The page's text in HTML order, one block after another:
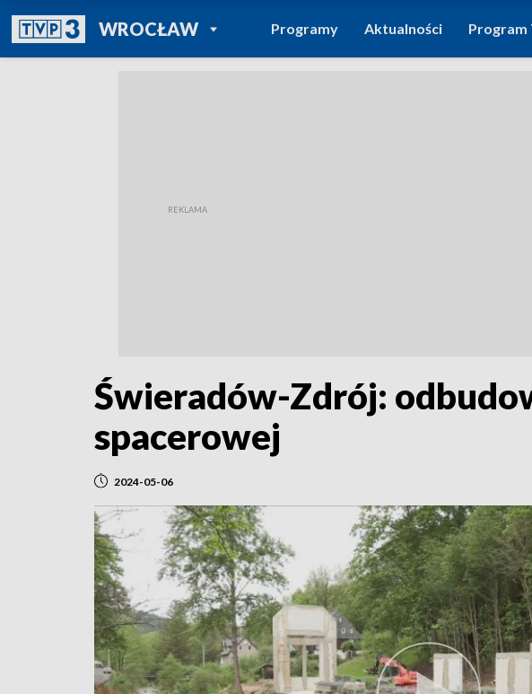
WROCŁAWPOWRÓT DO
TVP REGIONY
Programy Aktualności Program
Świeradów-Zdrój:
spacerowej
2024-05-06